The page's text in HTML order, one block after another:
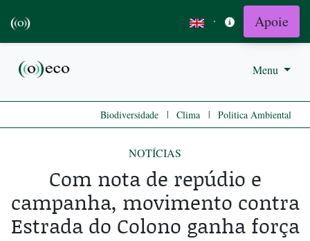
· Apoie
Menu
Biodiversidade | Clima | Politica Ambiental
NOTÍCIAS
Com nota de repúdio e
campanha, movimento contra
Estrada do Colono ganha força